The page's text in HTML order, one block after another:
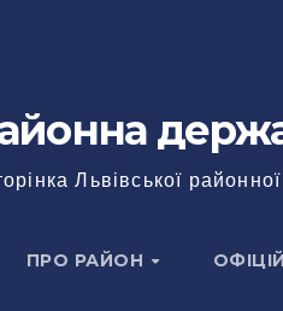
Львівської
ПРО РАЙОН